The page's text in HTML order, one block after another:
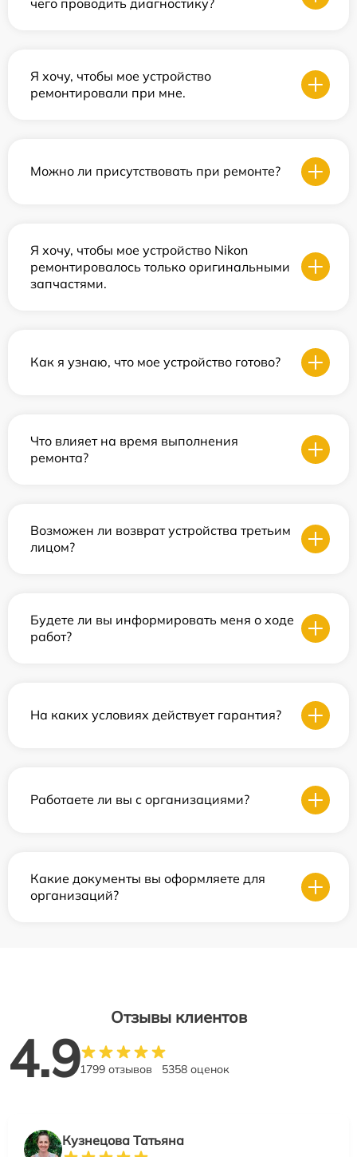
Я хочу, чтобы мое устройство
ремонтировали при мне.
Можно ли присутствовать при ремонте?
Я хочу, чтобы мое устройство Nikon
ремонтировалось только оригинальными
запчастями.
Как я узнаю, что мое устройство готово?
Что влияет на время выполнения
ремонта?
Возможен ли возврат устройства третьим
лицом?
Будете ли вы информировать меня о ходе
работ?
На каких условиях действует гарантия?
Работаете ли вы с организациями?
Какие документы вы оформляете для
организаций?
Отзывы клиентов
4.91799 отзывов 5358 оценок
Кузнецова Татьяна